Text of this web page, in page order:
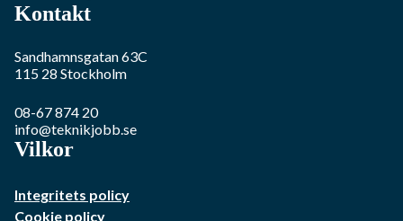
Kontakt
Sandhamnsgatan 63C
115 28 Stockholm
08-67 874 20
info@teknikjobb.se
Vilkor
Integritets policy
Cookie policy